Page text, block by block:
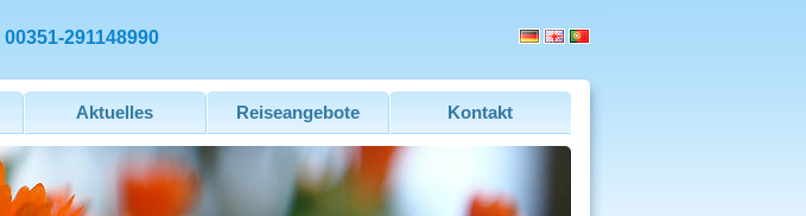
00351-291148990
Aktuelles Reiseangebote Kontakt